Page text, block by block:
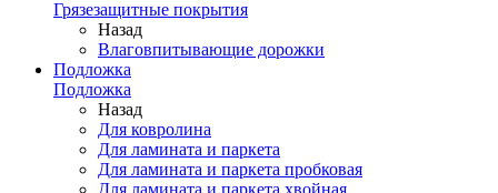
Грязезащитные покрытия
Назад
Влаговпитывающие дорожки
Подложка
Подложка
Назад
Для ковролина
Для ламината и паркета
Для ламината и паркета пробковая
Для ламината и паркета хвойная